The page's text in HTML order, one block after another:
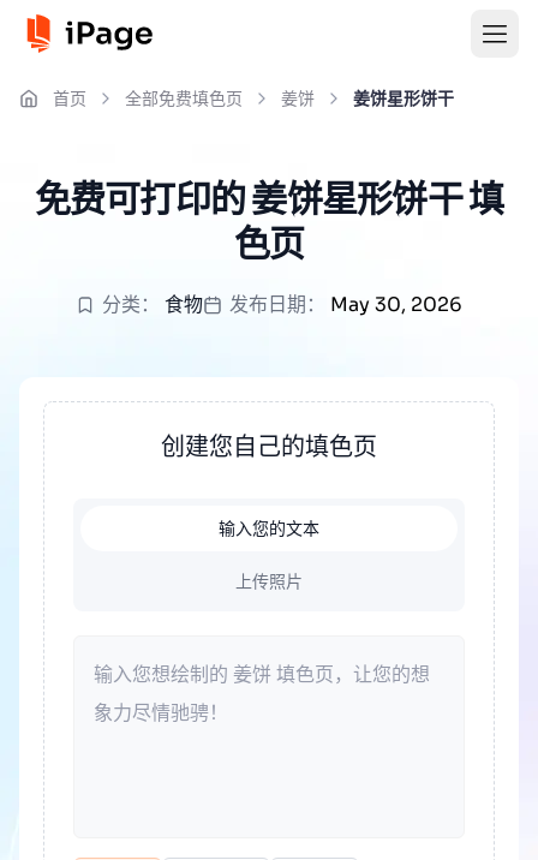
首页 全部免费填色页 姜饼 姜饼星形饼干
免费可打印的 姜饼星形饼干 填
色页
分类： 食物 发布日期： May 30, 2026
创建您自己的填色页
输入您的文本
上传照片